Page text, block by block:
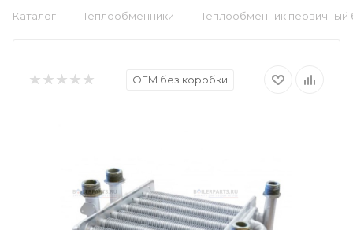
Каталог — Теплообменники — Теплообменник первичный
OEM без коробки